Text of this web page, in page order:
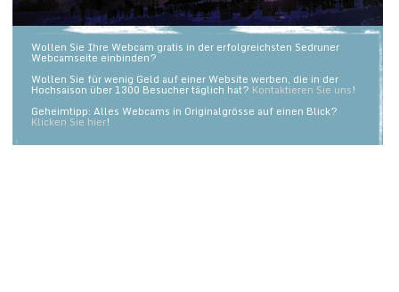
Wollen Sie Ihre Webcam gratis in der erfolgreichsten Sedruner
Webcamseite einbinden?
Wollen Sie für wenig Geld auf einer Website werben, die in der
Hochsaison über 1300 Besucher täglich hat? Kontaktieren Sie uns!
Geheimtipp: Alles Webcams in Originalgrösse auf einen Blick?
Klicken Sie hier!